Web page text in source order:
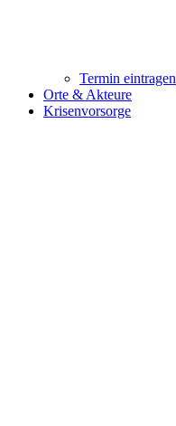
Termin eintragen
Orte & Akteure
Krisenvorsorge